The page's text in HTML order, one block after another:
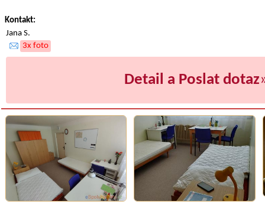
Kontakt:
Jana S.
3x foto
Detail a Poslat dotaz